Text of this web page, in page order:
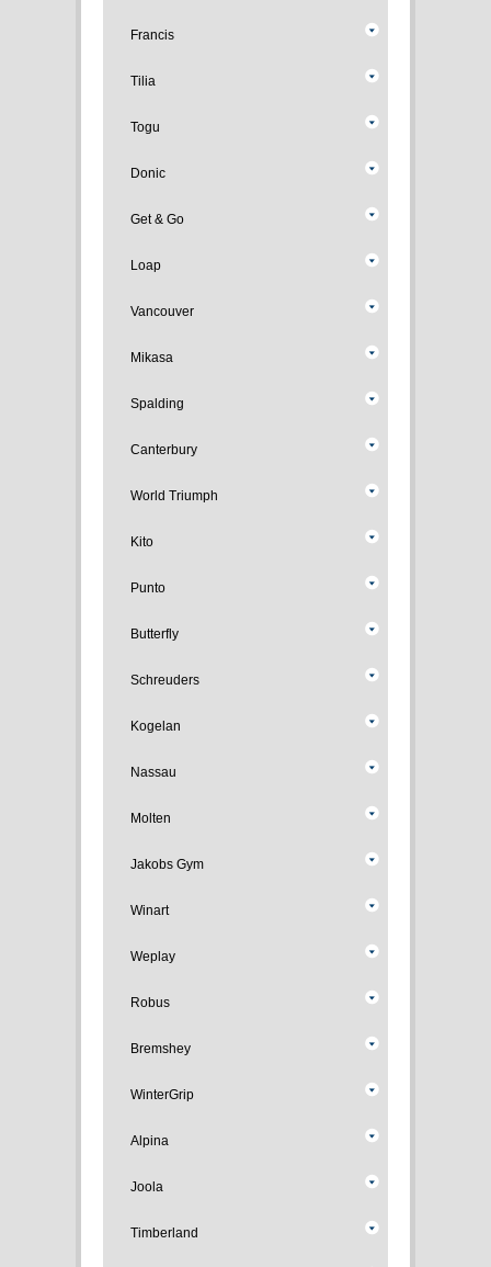
Francis
Tilia
Togu
Donic
Get & Go
Loap
Vancouver
Mikasa
Spalding
Canterbury
World Triumph
Kito
Punto
Butterfly
Schreuders
Kogelan
Nassau
Molten
Jakobs Gym
Winart
Weplay
Robus
Bremshey
WinterGrip
Alpina
Joola
Timberland